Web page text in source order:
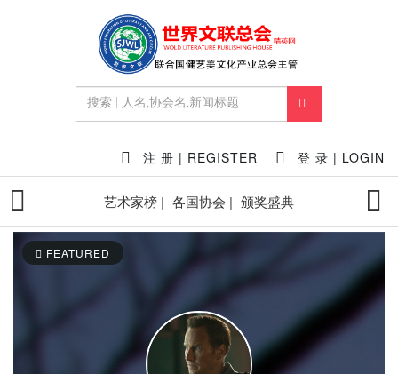
注 册 | REGISTER 登 录 | LOGIN
艺术家榜 | 各国协会 | 颁奖盛典
FEATURED